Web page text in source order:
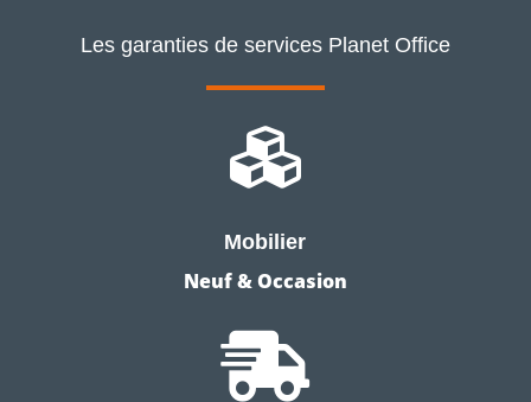
Les garanties de services Planet Office

Mobilier
Neuf & Occasion
